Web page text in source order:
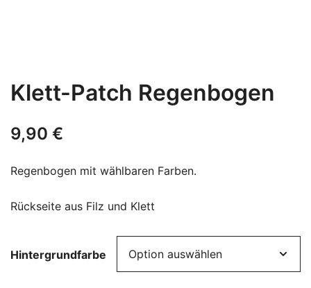
Klett-Patch Regenbogen
9,90 €
Regenbogen mit wählbaren Farben.
Rückseite aus Filz und Klett
Hintergrundfarbe